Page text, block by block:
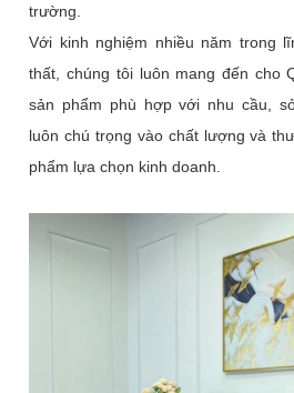
trường.
Với kinh nghiệm nhiều năm trong
thất, chúng tôi luôn mang đến cho
sản phẩm phù hợp với nhu cầu,
luôn chú trọng vào chất lượng và
phẩm lựa chọn kinh doanh.